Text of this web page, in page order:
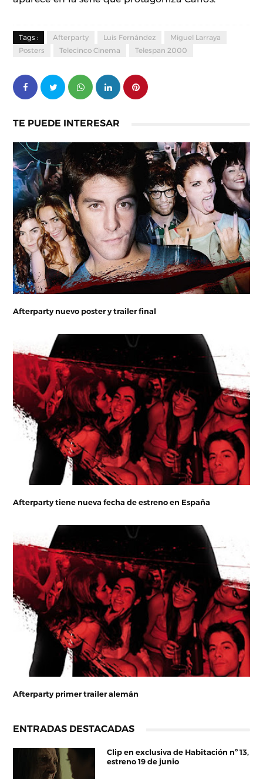
Tags : Afterparty Luis Fernández
Miguel Larraya
Posters
Telecinco Cinema Telespan 2000
TE PUEDE INTERESAR
Afterparty nuevo poster y trailer final
Afterparty tiene nueva fecha de estreno en España
Afterparty primer trailer alemán
ENTRADAS DESTACADAS
Clip en exclusiva de Habitación nº 13,
estreno 19 de junio